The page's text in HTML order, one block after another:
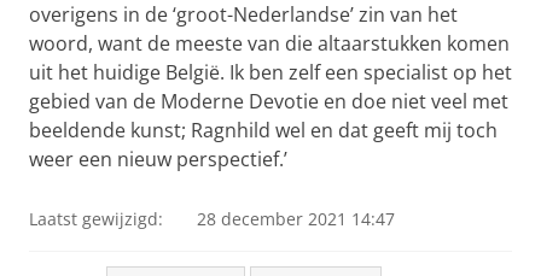
overigens in de ‘groot-Nederlandse’ zin van het
woord, want de meeste van die altaarstukken komen
uit het huidige België. Ik ben zelf een specialist op het
gebied van de Moderne Devotie en doe niet veel met
beeldende kunst; Ragnhild wel en dat geeft mij toch
weer een nieuw perspectief.’
Laatst gewijzigd: 28 december 2021 14:47